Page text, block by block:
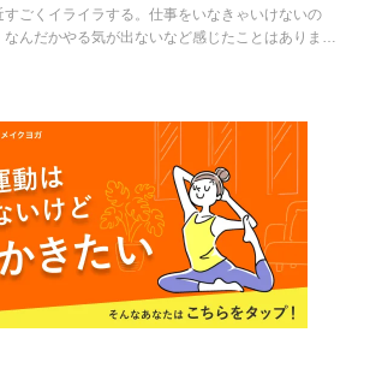
も多いよう。現在更年期症状がある方だけでなく、
先の方もいまから生活習慣を見直したりやストレス
る「薬膳食材」
すごくイライラする。仕事をいなきゃいけないの
なんだかやる気が出ないなど感じたことはありませ
滞っているのかをチェックしてみましょう。タイプ
、身近で入手可能な薬膳食材も紹介しています。